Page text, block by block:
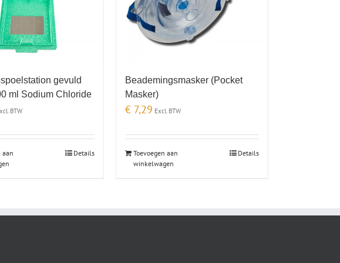
gevuld
ml Sodium Chloride
BTW
aan
Details
Beademingsmasker (Pocket
Masker)
€ 7,29 Excl. BTW
Toevoegen aan
winkelwagen
Details